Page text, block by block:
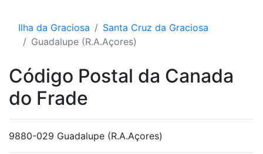
Ilha da Graciosa
Santa Cruz da Graciosa
Guadalupe (R.A.Açores)
Código Postal da Canada
do Frade
9880-029 Guadalupe (R.A.Açores)